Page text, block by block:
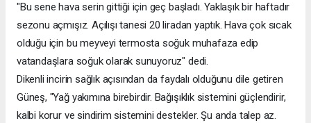
"Bu sene hava serin gittiği için geç başladı. Yaklaşık bir haftadır
sezonu açmışız. Açılışı tanesi 20 liradan yaptık. Hava çok sıcak
olduğu için bu meyveyi termosta soğuk muhafaza edip
vatandaşlara soğuk olarak sunuyoruz" dedi.
Dikenli incirin sağlık açısından da faydalı olduğunu dile getiren
Güneş, "Yağ yakımına birebirdir. Bağışıklık sistemini güçlendirir,
kalbi korur ve sindirim sistemini destekler. Şu anda talep az.